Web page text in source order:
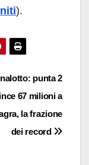
).
punta 2
67 milioni a
la frazione
dei record